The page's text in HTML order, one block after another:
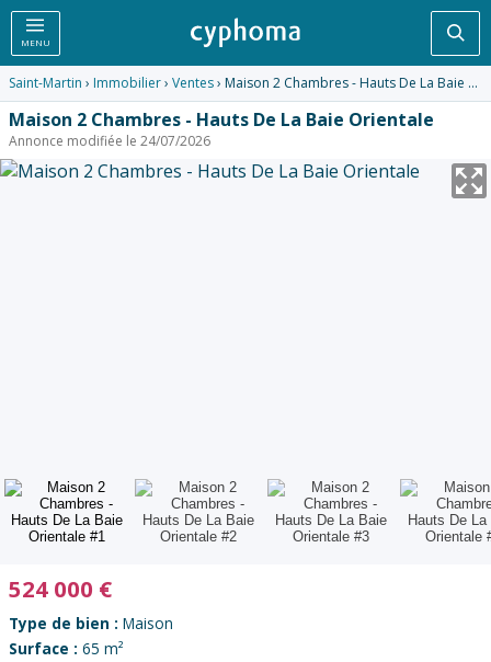
MENU
Saint-Martin › Immobilier› Ventes› Maison 2 Chambres - Hauts De La Baie Orientale
Maison 2 Chambres - Hauts De La Baie Orientale
Annonce modifiée le 24/07/2026
524 000 €
Type de bien : Maison
Surface : 65 m²